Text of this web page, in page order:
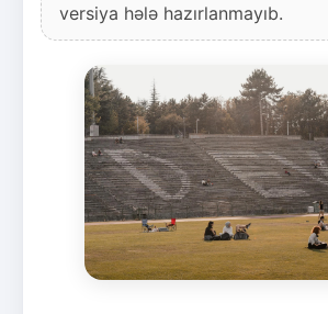
versiya hələ hazırlanmayıb.